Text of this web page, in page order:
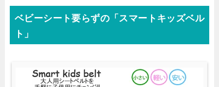
ベビーシート要らずの「スマートキッズベル
ト」